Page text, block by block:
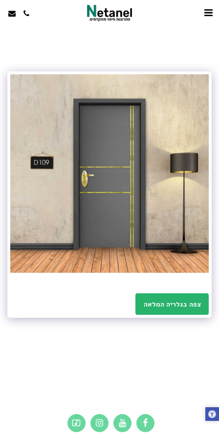
צפה בגלריה המלאה